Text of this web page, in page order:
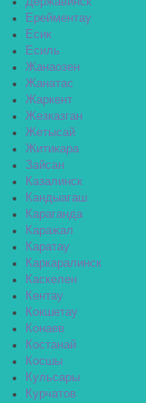
Ерейментау
Есик
Есиль
Жанаозен
Жанатас
Жаркент
Жезказган
Жетысай
Житикара
Зайсан
Казалинск
Кандыагаш
Караганда
Каражал
Каратау
Каркаралинск
Каскелен
Кентау
Кокшетау
Конаев
Костанай
Косшы
Кульсары
Курчатов